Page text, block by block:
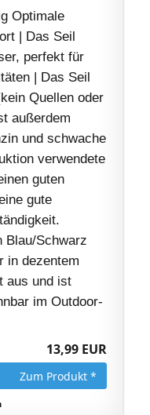
Optimale
| Das Seil
perfekt für
| Das Seil
Quellen oder
außerdem
und schwache
verwendete
guten
gute
Blau/Schwarz
in dezentem
aus und ist
im Outdoor-
13,99 EUR
Zum Produkt *